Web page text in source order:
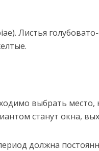
Листья
выбрать
станут окна,
должна